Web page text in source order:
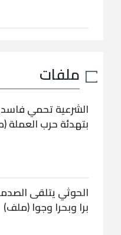
ملفات
الشرعية تحمي
بتهدئة حرب العملة
الحوثي يتلقى
برا وبحرا وجوا (ملف)